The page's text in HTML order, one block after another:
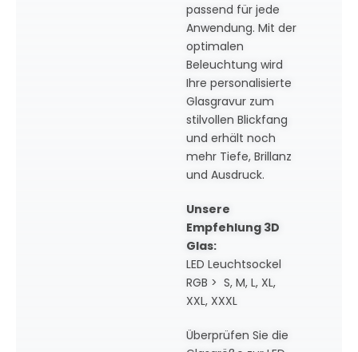
passend für jede
Anwendung. Mit der
optimalen
Beleuchtung wird
Ihre personalisierte
Glasgravur zum
stilvollen Blickfang
und erhält noch
mehr Tiefe, Brillanz
und Ausdruck.
Unsere
Empfehlung 3D
Glas:
LED Leuchtsockel
RGB > S, M, L, XL,
XXL, XXXL
Überprüfen Sie die